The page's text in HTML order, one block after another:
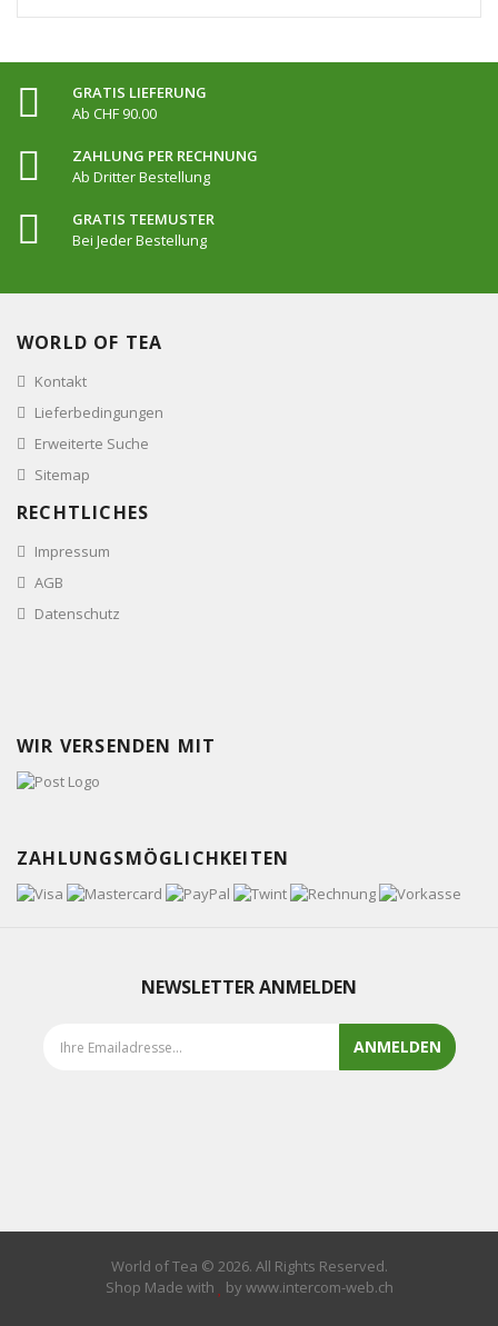
GRATIS LIEFERUNG
Ab CHF 90.00
ZAHLUNG PER RECHNUNG
Ab Dritter Bestellung
GRATIS TEEMUSTER
Bei Jeder Bestellung
WORLD OF TEA
Kontakt
Lieferbedingungen
Erweiterte Suche
Sitemap
RECHTLICHES
Impressum
AGB
Datenschutz
WIR VERSENDEN MIT
ZAHLUNGSMÖGLICHKEITEN
NEWSLETTER ANMELDEN
ANMELDEN
World of Tea © 2026. All Rights Reserved.
Shop Made with
by www.intercom-web.ch